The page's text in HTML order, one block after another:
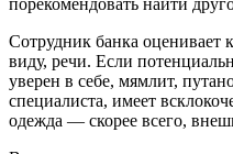
порекомендовать найти
Сотрудник банка
виду, речи. Если
уверен в себе, мямлит,
специалиста, имеет
одежда — скорее всего,